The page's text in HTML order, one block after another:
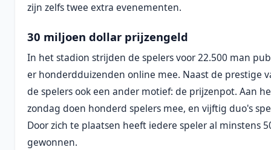
zijn zelfs twee extra evenementen.
30 miljoen dollar prijzengeld
In het stadion strijden de spelers voor 22.500 man
er honderdduizenden online mee. Naast de prestige
de spelers ook een ander motief: de prijzenpot. Aan
zondag doen honderd spelers mee, en vijftig duo's
Door zich te plaatsen heeft iedere speler al minstens
gewonnen.